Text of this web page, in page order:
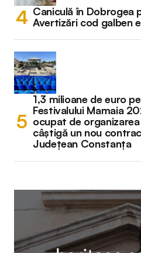
Caniculă în Dobrogea
Avertizări cod galben
1,3 milioane de euro
Festivalului Mamaia
ocupat de
câștigă un nou
Județean Constanța